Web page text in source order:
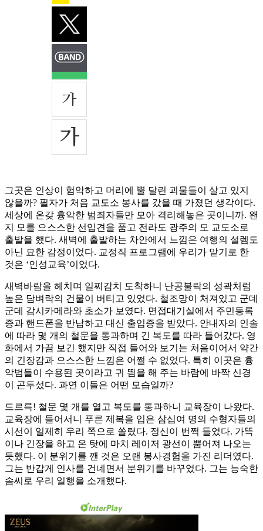
그곳은 인상이 험악하고 머리에 뿔 달린 괴물들이 살고 있지
않을까? 필자가 처음 교도소 봉사를 갔을 때 가졌던 생각이다.
세상에 온갖 흉악한 범죄자들만 모아 격리해놓은 곳이니까. 왠
지 모를 으스스한 선입견을 품고 전라도 광주의 모 교도소로
출발을 했다. 새벽에 출발하는 차안에서 느낌은 여행의 설렘도
아닌 묘한 감정이었다. 교정직 프로그램에 우리가 맡기로 한
것은 ‘인성교육’이었다.
새벽바람을 헤치며 일찌감치 도착하니 난공불락의 성곽처럼
높은 담벼락의 건물이 버티고 있었다. 철조망이 처져있고 군데
군데 감시카메라와 초소가 보였다. 면접대기실에서 주민등록
증과 핸드폰을 반납하고 대신 출입증을 받았다. 안내자의 인솔
에 따라 몇 개의 철문을 통과하며 긴 복도를 따라 들어갔다. 영
화에서 가끔 보긴 했지만 직접 들어와 보기는 처음이어서 약간
의 긴장감과 으스스한 느낌은 어쩔 수 없었다. 특히 이곳은 흉
악범들이 수용된 곳이라고 귀 띔을 해 주는 바람에 바짝 신경
이 곤두섰다. 과연 이들은 어떤 모습일까?
드르륵! 철문 몇 개를 열고 복도를 통과하니 교육장이 나왔다.
교육장에 들어서니 푸른 제복을 입은 삼십여 명의 수형자들의
시선이 일제히 우리 쪽으로 쏠렸다. 정신이 번쩍 들었다. 가뜩
이나 긴장을 하고 온 탓에 마치 레이저 광선이 뿜어져 나오는
듯했다. 이 분위기를 깬 것은 오랜 봉사경험을 가진 리더였다.
그는 반갑게 인사를 건네면서 분위기를 바꾸었다. 그는 능숙한
솜씨로 우리 일행을 소개했다.